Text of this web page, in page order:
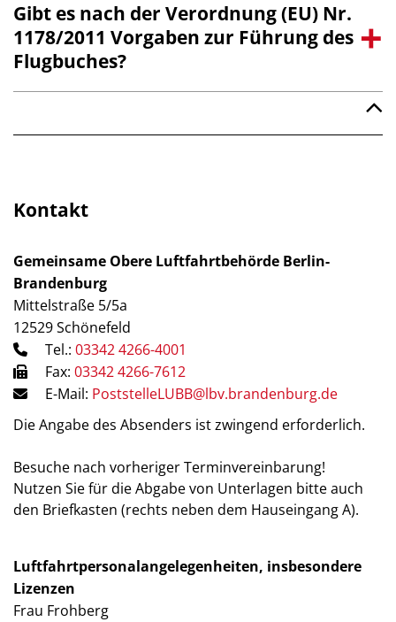
Gibt es nach der Verordnung (EU) Nr.
1178/2011 Vorgaben zur Führung des
Flugbuches?
Kontakt
Gemeinsame Obere Luftfahrtbehörde Berlin-
Brandenburg
Mittelstraße 5/5a
12529 Schönefeld
Tel.: 03342 4266-4001
Fax: 03342 4266-7612
E-Mail: PoststelleLUBB@lbv.brandenburg.de
Die Angabe des Absenders ist zwingend erforderlich.
Besuche nach vorheriger Terminvereinbarung!
Nutzen Sie für die Abgabe von Unterlagen bitte auch
den Briefkasten (rechts neben dem Hauseingang A).
Luftfahrtpersonalangelegenheiten, insbesondere
Lizenzen
Frau Frohberg